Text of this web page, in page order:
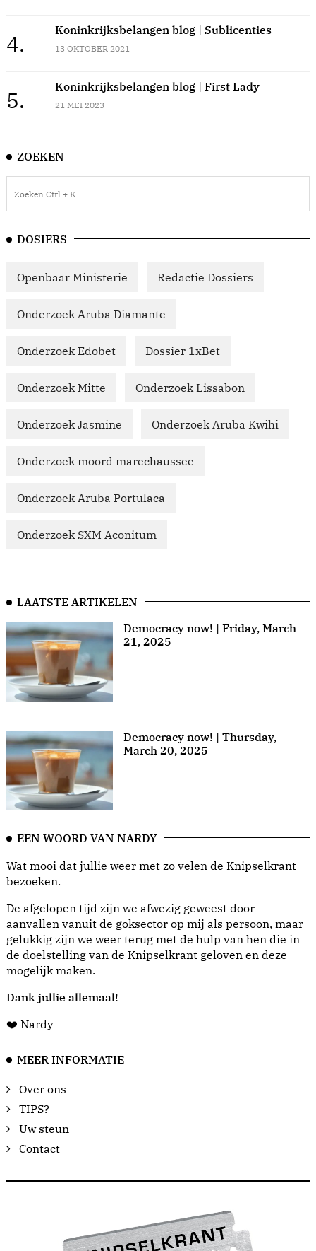
4.
Koninkrijksbelangen blog | Sublicenties
13 OKTOBER 2021
5.
Koninkrijksbelangen blog | First Lady
21 MEI 2023
ZOEKEN
DOSIERS
Openbaar Ministerie Redactie Dossiers
Onderzoek Aruba Diamante
Onderzoek Edobet Dossier 1xBet
Onderzoek Mitte Onderzoek Lissabon
Onderzoek Jasmine Onderzoek Aruba Kwihi
Onderzoek moord marechaussee
Onderzoek Aruba Portulaca
Onderzoek SXM Aconitum
LAATSTE ARTIKELEN
Democracy now! | Friday, March
21, 2025
Democracy now! | Thursday,
March 20, 2025
EEN WOORD VAN NARDY
Wat mooi dat jullie weer met zo velen de Knipselkrant
bezoeken.
De afgelopen tijd zijn we afwezig geweest door
aanvallen vanuit de goksector op mij als persoon, maar
gelukkig zijn we weer terug met de hulp van hen die in
de doelstelling van de Knipselkrant geloven en deze
mogelijk maken.
Dank jullie allemaal!
❤️ Nardy
MEER INFORMATIE
Over ons
TIPS?
Uw steun
Contact